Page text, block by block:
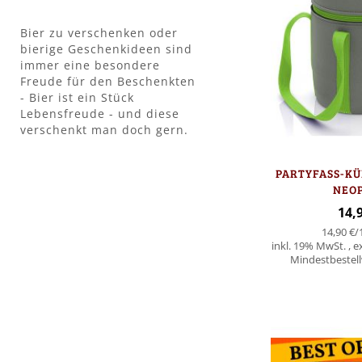
PARTYFASS-
14,90 €/
inkl. 19% MwSt.,
Bier zu verschenken oder
bierige Geschenkideen sind
immer eine besondere
Freude für den Beschenkten
- Bier ist ein Stück
Lebensfreude - und diese
verschenkt man doch gern.